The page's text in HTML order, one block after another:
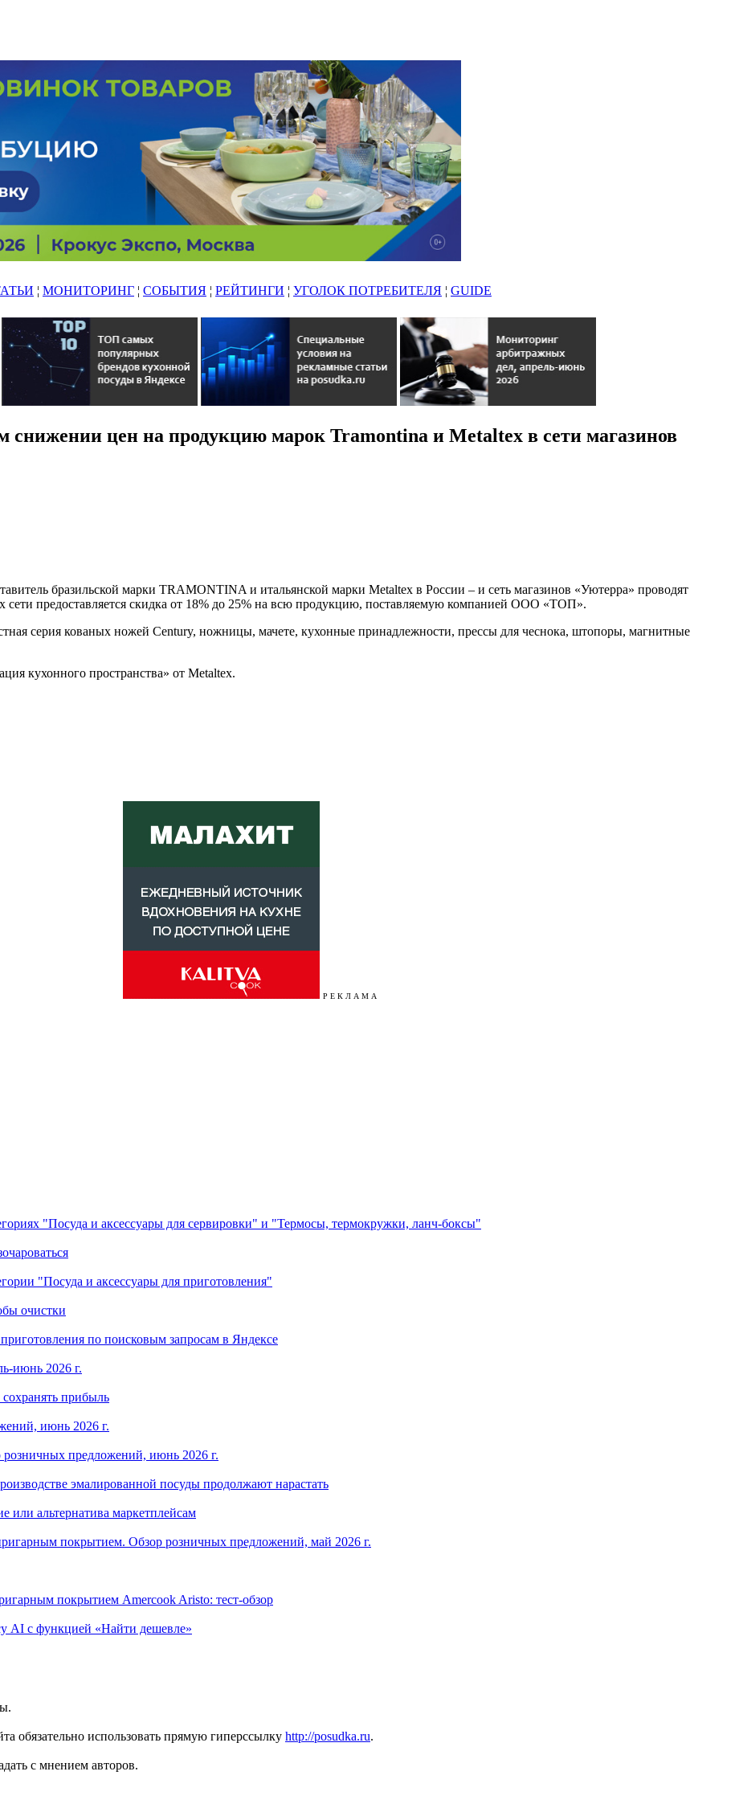
¦ МОНИТОРИНГ ¦ СОБЫТИЯ ¦ РЕЙТИНГИ ¦ УГОЛОК ПОТРЕБИТЕЛЯ ¦ GUIDE
цен на продукцию марок Tramontina и Metaltex в сети магазинов
бразильской марки TRAMONTINA и итальянской марки Metaltex в России – и сеть магазинов «Уютерра» проводят
сети предоставляется скидка от 18% до 25% на всю продукцию, поставляемую компанией ООО «ТОП».
серия кованых ножей Century, ножницы, мачете, кухонные принадлежности, прессы для чеснока, штопоры, магнитные
кухонного пространства» от Metaltex.
Р Е К Л А М А
"Посуда и аксессуары для сервировки" и "Термосы, термокружки, ланч-боксы"
"Посуда и аксессуары для приготовления"
очистки
по поисковым запросам в Яндексе
июнь 2026 г.
прибыль
июнь 2026 г.
предложений, июнь 2026 г.
эмалированной посуды продолжают нарастать
или альтернатива маркетплейсам
покрытием. Обзор розничных предложений, май 2026 г.
покрытием Amercook Aristo: тест-обзор
AI с функцией «Найти дешевле»
обязательно использовать прямую гиперссылку http://posudka.ru.
с мнением авторов.